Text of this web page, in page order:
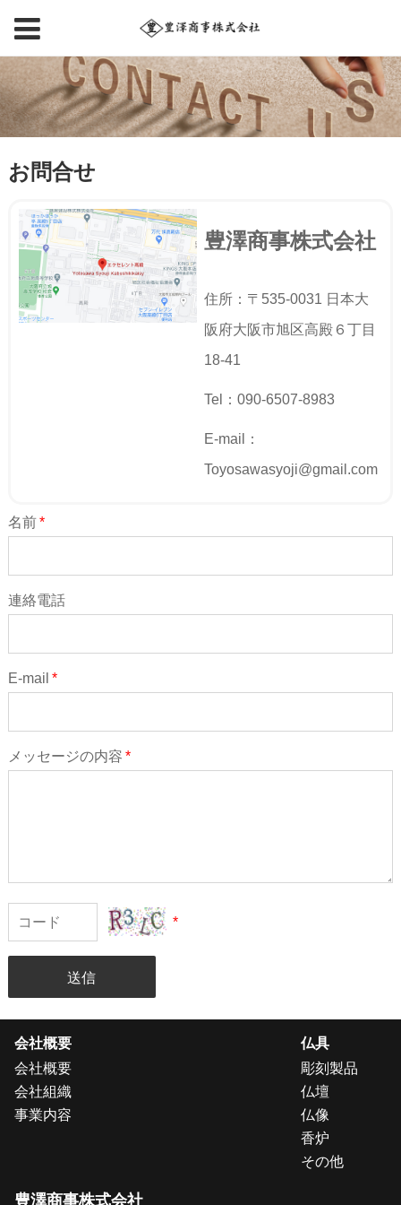
お問合せ
豊澤商事株式会社
住所：〒535-0031 日本大
阪府大阪市旭区高殿６丁目
18-41
Tel：090-6507-8983
E-mail：
Toyosawasyoji@gmail.com
名前*
連絡電話
E-mail *
メッセージの内容 *
*
送信
会社概要
会社概要
会社組織
事業内容
仏具
彫刻製品
仏壇
仏像
香炉
その他
豊澤商事株式会社